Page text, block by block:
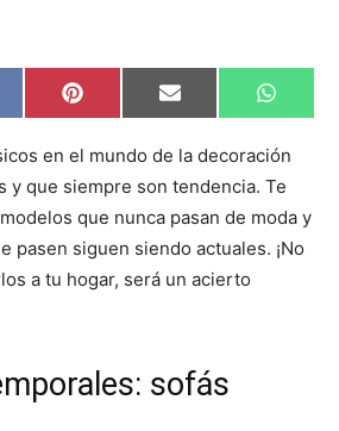
C
o
p
r
i
r
e
n
P
i
t
r
e
s
t
C
o
p
r
i
r
e
n
E
m
i
C
o
p
r
i
r
e
W
h
t
A
p
p
en el mundo de la decoración
y que siempre son tendencia. Te
que nunca pasan de moda y
pasen siguen siendo actuales. ¡No
a tu hogar, será un acierto
sofás